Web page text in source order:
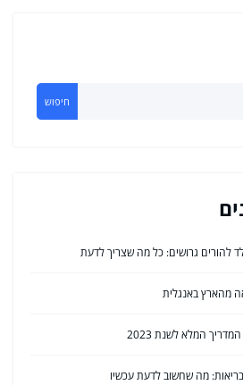
חיפוש
להורים גרושים: כל מה שצריך לדעת
מהארץ באנגלית
המלא לשנת 2023
מה שחשוב לדעת עכשיו